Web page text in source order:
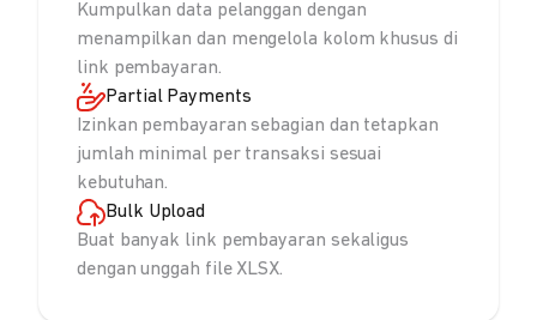
Kumpulkan data pelanggan dengan
menampilkan dan mengelola kolom khusus di
link pembayaran.
Partial Payments
Izinkan pembayaran sebagian dan tetapkan
jumlah minimal per transaksi sesuai
kebutuhan.
Bulk Upload
Buat banyak link pembayaran sekaligus
dengan unggah file XLSX.